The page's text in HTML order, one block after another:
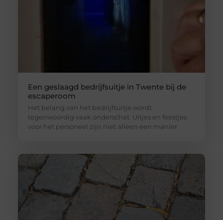
Een geslaagd bedrijfsuitje in Twente bij de
escaperoom
Het belang van het bedrijfsuitje wordt
tegenwoordig vaak onderschat. Uitjes en feestjes
voor het personeel zijn niet alleen een manier